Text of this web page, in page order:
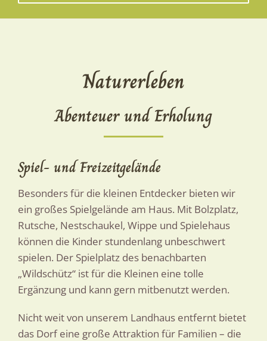
Naturerleben
Abenteuer und Erholung
Spiel- und Freizeitgelände
Besonders für die kleinen Entdecker bieten wir
ein großes Spielgelände am Haus. Mit Bolzplatz,
Rutsche, Nestschaukel, Wippe und Spielehaus
können die Kinder stundenlang unbeschwert
spielen. Der Spielplatz des benachbarten
„Wildschütz“ ist für die Kleinen eine tolle
Ergänzung und kann gern mitbenutzt werden.
Nicht weit von unserem Landhaus entfernt bietet
das Dorf eine große Attraktion für Familien – die